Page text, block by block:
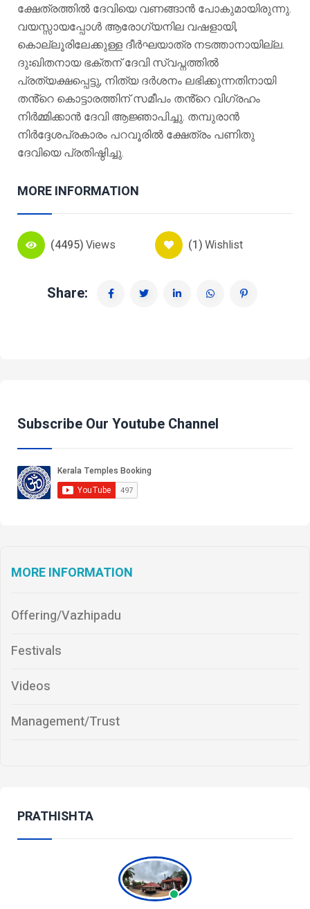
ക്ഷേത്രത്തിൽ ദേവിയെ വണങ്ങാൻ പോകുമായിരുന്നു.
വയസ്സായപ്പോൾ ആരോഗ്യനില വഷളായി,
കൊല്ലൂരിലേക്കുള്ള ദീർഘയാത്ര നടത്താനായില്ല.
ദുഃഖിതനായ ഭക്തന് ദേവി സ്വപ്നത്തിൽ
പ്രത്യക്ഷപ്പെട്ടു, നിത്യ ദർശനം ലഭിക്കുന്നതിനായി
തൻ്റെ കൊട്ടാരത്തിന് സമീപം തൻ്റെ വിഗ്രഹം
നിർമ്മിക്കാൻ ദേവി ആജ്ഞാപിച്ചു. തമ്പുരാൻ
നിർദ്ദേശപ്രകാരം പറവൂരിൽ ക്ഷേത്രം പണിതു
ദേവിയെ പ്രതിഷ്ഠിച്ചു.
MORE INFORMATION
(4495)Views (1)Wishlist
Share:
Subscribe Our Youtube Channel
MORE INFORMATION
Offering/Vazhipadu
Festivals
Videos
Management/Trust
PRATHISHTA